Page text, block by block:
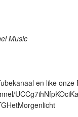
Music
en like